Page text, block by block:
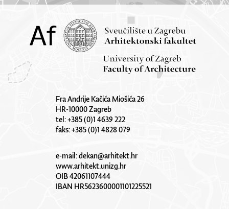
Fra Andrije Kačića Miošića 26
HR-10000 Zagreb
tel: +385 (0)1 4639 222
faks: +385 (0)1 4828 079
e-mail:dekan@arhitekt.hr
www.arhitekt.unizg.hr
OIB 42061107444
IBAN HR5623600001101225521